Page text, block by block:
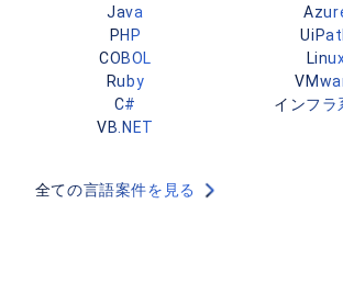
Java
PHP
COBOL
Ruby
C#
VB.NET
全ての言語案件を見る
インフラ